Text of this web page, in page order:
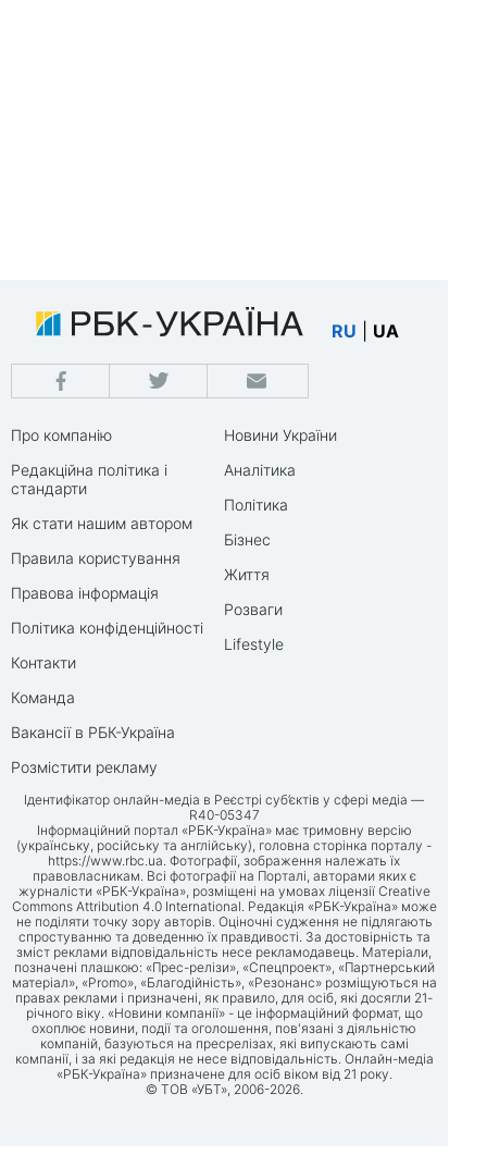
RU UA
Про компанію
Редакційна політика і
стандарти
Як стати нашим автором
Правила користування
Правова інформація
Політика конфіденційності
Контакти
Команда
Вакансії в РБК-Україна
Розмістити рекламу
Новини України
Аналітика
Політика
Бізнес
Життя
Розваги
Lifestyle
Ідентифікатор онлайн-медіа в Реєстрі суб’єктів у сфері медіа —
R40-05347
Інформаційний портал «РБК-Україна» має тримовну версію
(українську, російську та англійську), головна сторінка порталу -
https://www.rbc.ua. Фотографії, зображення належать їх
правовласникам. Всі фотографії на Порталі, авторами яких є
журналісти «РБК-Україна», розміщені на умовах ліцензії Creative
Commons Attribution 4.0 International. Редакція «РБК-Україна» може
не поділяти точку зору авторів. Оціночні судження не підлягають
спростуванню та доведенню їх правдивості. За достовірність та
зміст реклами відповідальність несе рекламодавець. Матеріали,
позначені плашкою: «Прес-релізи», «Спецпроект», «Партнерський
матеріал», «Promo», «Благодійність», «Резонанс» розміщуються на
правах реклами і призначені, як правило, для осіб, які досягли 21-
річного віку. «Новини компанії» - це інформаційний формат, що
охоплює новини, події та оголошення, пов'язані з діяльністю
компаній, базуються на пресрелізах, які випускають самі
компанії, і за які редакція не несе відповідальність. Онлайн-медіа
«РБК-Україна» призначене для осіб віком від 21 року.
© ТОВ «УБТ», 2006-2026.